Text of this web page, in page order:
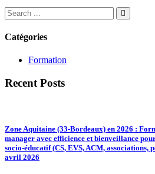
Catégories
Formation
Recent Posts
Zone Aquitaine (33-Bordeaux) en 2026 :
manager avec efficience et bienveillance
socio-éducatif (CS, EVS, ACM,
avril 2026